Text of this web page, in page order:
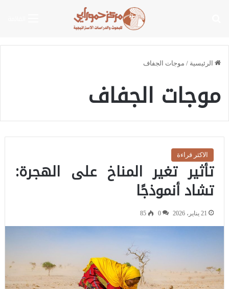
الرئيسية / موجات الجفاف
موجات الجفاف
الاكثر قراءة
تأثير تغير المناخ على الهجرة:
تشاد أنموذجًا
21 يناير، 2026 0
85